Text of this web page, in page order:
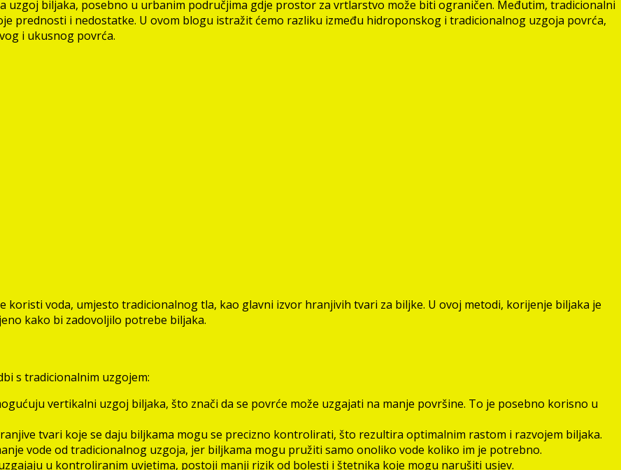
uzgoj biljaka, posebno u urbanim područjima gdje prostor za vrtlarstvo može biti ograničen. Međutim, tradicionalni
prednosti i nedostatke. U ovom blogu istražit ćemo razliku između hidroponskog i tradicionalnog uzgoja povrća,
i ukusnog povrća.
voda, umjesto tradicionalnog tla, kao glavni izvor hranjivih tvari za biljke. U ovoj metodi, korijenje biljaka je
kako bi zadovoljilo potrebe biljaka.
s tradicionalnim uzgojem:
vertikalni uzgoj biljaka, što znači da se povrće može uzgajati na manje površine. To je posebno korisno u
tvari koje se daju biljkama mogu se precizno kontrolirati, što rezultira optimalnim rastom i razvojem biljaka.
vode od tradicionalnog uzgoja, jer biljkama mogu pružiti samo onoliko vode koliko im je potrebno.
u kontroliranim uvjetima, postoji manji rizik od bolesti i štetnika koje mogu narušiti usjev.